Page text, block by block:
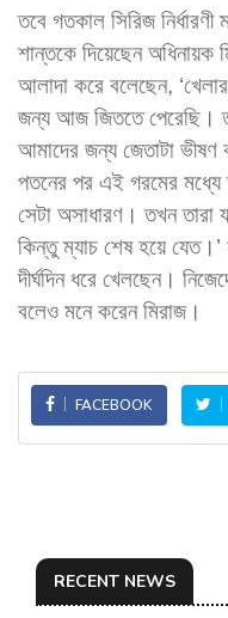
তবে গতকাল সিরিজ
শান্তকে দিয়েছেন অধিনায়ক
আলাদা করে বলেছেন,
জন্য আজ জিততে পেরেছি।
আমাদের জন্য জেতাটা
পতনের পর এই গরমের মধ্যে
সেটা অসাধারণ। তখন তারা
কিন্তু ম্যাচ শেষ হয়ে
দীর্ঘদিন ধরে খেলছেন।
বলেও মনে করেন মিরাজ।
FACEBOOK
RECENT NEWS